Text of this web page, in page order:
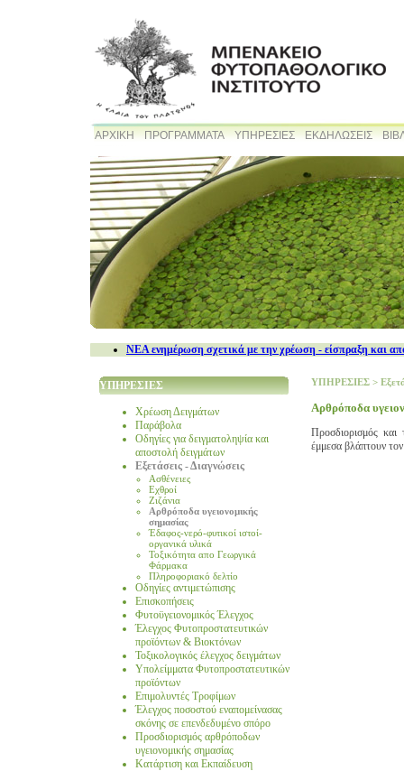
ΑΡΧΙΚΗ ΠΡΟΓΡΑΜΜΑΤΑ ΥΠΗΡΕΣΙΕΣ ΕΚΔΗΛΩΣΕΙΣ
NEA ενημέρωση σχετικά με την χρέωση - είσπραξη και
ΥΠΗΡΕΣΙΕΣ
Χρέωση Δειγμάτων
Παράβολα
Οδηγίες για δειγματοληψία και
αποστολή δειγμάτων
Εξετάσεις - Διαγνώσεις
Ασθένειες
Εχθροί
Ζιζάνια
Αρθρόποδα υγειονoμικής
σημασίας
Έδαφος-νερό-φυτικοί ιστοί-
οργανικά υλικά
Τοξικότητα απο Γεωργικά
Φάρμακα
Πληροφοριακό δελτίο
Οδηγίες αντιμετώπισης
Επισκοπήσεις
Φυτοϋγειονομικός Έλεγχος
Έλεγχος Φυτοπροστατευτικών
προϊόντων & Βιοκτόνων
Τοξικολογικός έλεγχος δειγμάτων
Υπολείμματα Φυτοπροστατευτικών
προϊόντων
Επιμολυντές Τροφίμων
Έλεγχος ποσοστού εναπομείνασας
σκόνης σε επενδεδυμένο σπόρο
Προσδιορισμός αρθρόποδων
υγειονομικής σημασίας
Κατάρτιση και Εκπαίδευση
ΥΠΗΡΕΣΙΕΣ >
Αρθρόποδα
Προσδιορισμός
έμμεσα βλάπτουν